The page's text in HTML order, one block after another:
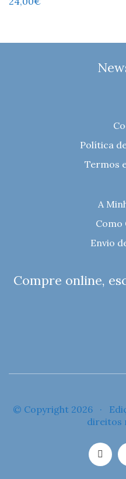
Política
Termos
A
Como
Envio
Compre online,
© Copyright 2026 ·
direitos